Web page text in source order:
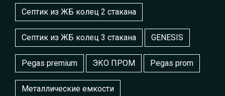
Септик из ЖБ колец 2 стакана
Септик из ЖБ колец 3 стакана GENESIS
Pegas premium ЭКО ПРОМ Pegas prom
Металлические емкости